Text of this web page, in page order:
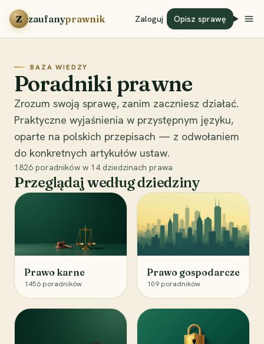
Przejdź do treści
Z zaufanyprawnik Zaloguj Opisz sprawę
BAZA WIEDZY
Poradniki prawne
Zrozum swoją sprawę, zanim zaczniesz działać.
Praktyczne wyjaśnienia w przystępnym języku,
oparte na polskich przepisach — z odwołaniem
do konkretnych artykułów ustaw.
1826 poradników w 14 dziedzinach prawa
Przeglądaj według dziedziny
Prawo karne
1456 poradników
Prawo gospodarcze
109 poradników